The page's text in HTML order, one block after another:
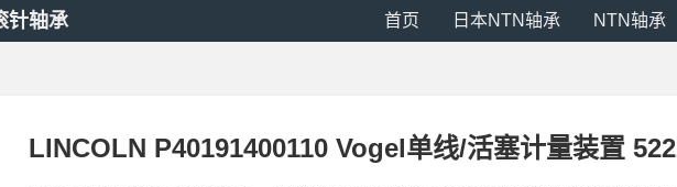
针轴承 首页 日本NTN轴承 NTN轴承
LINCOLN P40191400110 Vogel单线/活塞计量装置